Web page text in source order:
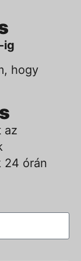
ig
hogy
az
24 órán